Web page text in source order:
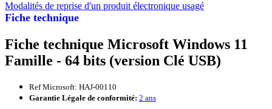
Fiche technique
Modalités de reprise d'un produit électronique usagé
Fiche technique Microsoft Windows 11
Famille - 64 bits (version Clé USB)
Ref Microsoft: HAJ-00110
Garantie Légale de conformité: 2 ans